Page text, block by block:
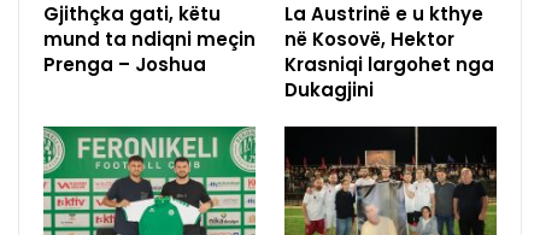
Gjithçka gati, këtu
mund ta ndiqni meçin
Prenga – Joshua
La Austrinë e u kthye
në Kosovë, Hektor
Krasniqi largohet nga
Dukagjini